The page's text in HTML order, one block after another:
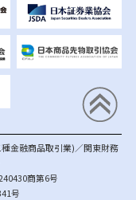
金融商品取引業)／関東財務
商第6号
号